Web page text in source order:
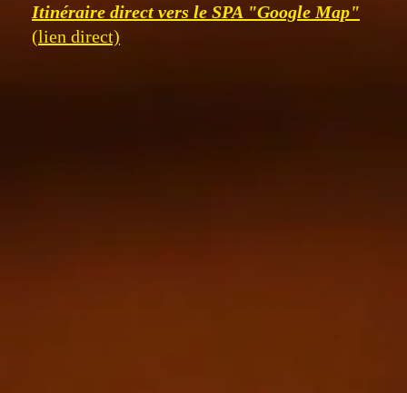
Itinéraire direct vers le SPA "Google Map"
(lien direct)